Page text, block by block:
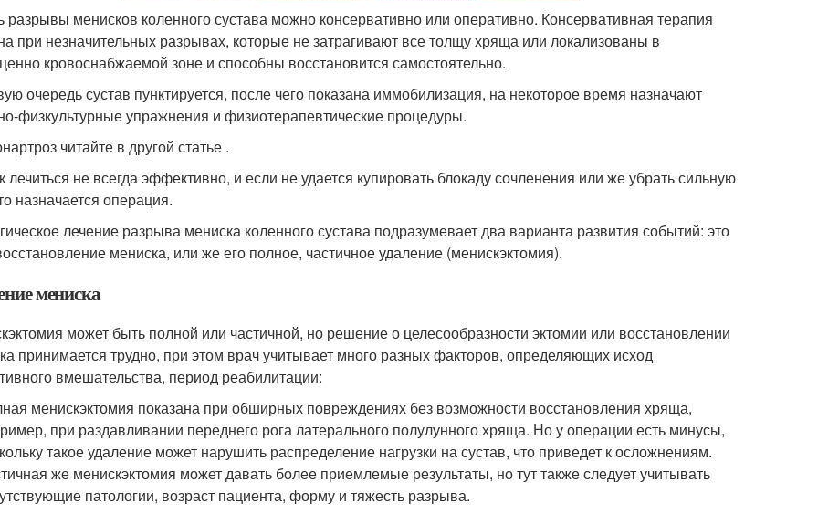
разрывы менисков коленного сустава можно консервативно или оперативно. Консервативная терапия
при незначительных разрывах, которые не затрагивают все толщу хряща или локализованы в
кровоснабжаемой зоне и способны восстановится самостоятельно.
очередь сустав пунктируется, после чего показана иммобилизация, на некоторое время назначают
физкультурные упражнения и физиотерапевтические процедуры.
читайте в другой статье .
лечиться не всегда эффективно, и если не удается купировать блокаду сочленения или же убрать сильную
назначается операция.
лечение разрыва мениска коленного сустава подразумевает два варианта развития событий: это
мениска, или же его полное, частичное удаление (менискэктомия).
мениска
может быть полной или частичной, но решение о целесообразности эктомии или восстановлении
принимается трудно, при этом врач учитывает много разных факторов, определяющих исход
вмешательства, период реабилитации:
менискэктомия показана при обширных повреждениях без возможности восстановления хряща,
при раздавливании переднего рога латерального полулунного хряща. Но у операции есть минусы,
такое удаление может нарушить распределение нагрузки на сустав, что приведет к осложнениям.
же менискэктомия может давать более приемлемые результаты, но тут также следует учитывать
патологии, возраст пациента, форму и тяжесть разрыва.